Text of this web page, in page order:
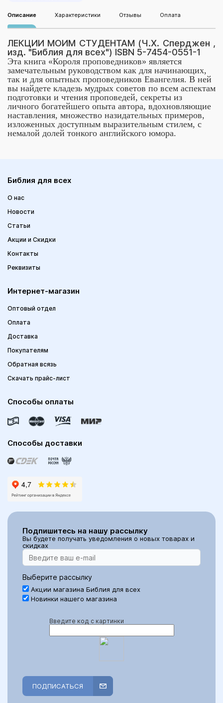
Описание Характеристики Отзывы Оплата
ЛЕКЦИИ МОИМ СТУДЕНТАМ (Ч.Х. Сперджен ,
изд. "Библия для всех") ISBN 5-7454-0551-1
Эта книга «Короля проповедников» является
замечательным руководством как для начинающих,
так и для опытных проповедников Евангелия. В ней
вы найдете кладезь мудрых советов по всем аспектам
подготовки и чтения проповедей, секреты из
личного богатейшего опыта автора, вдохновляющие
наставления, множество назидательных примеров,
изложенных доступным выразительным стилем, с
немалой долей тонкого английского юмора.
Библия для всех
О нас
Новости
Статьи
Акции и Скидки
Контакты
Реквизиты
Интернет-магазин
Оптовый отдел
Оплата
Доставка
Покупателям
Обратная всязь
Скачать прайс-лист
Способы оплаты
Способы доставки
Подпишитесь на нашу рассылку
Вы будете получать уведомления о новых товарах и
скидках
Выберите рассылку
Акции магазина Библия для всех
Новинки нашего магазина
Введите код с картинки
ПОДПИСАТЬСЯ